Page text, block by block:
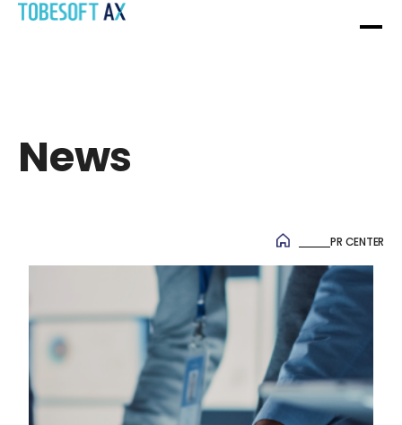
OVERVIEW
HISTORY
CEO 인사말
SYSTEM SI SERVICE
WEB / APP 구축
CONVERSION SERVICE
News
News
PR CENTER